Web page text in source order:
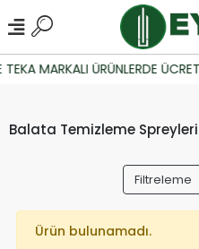
TEKA MARKALI ÜRÜNLERDE
Balata Temizleme Spreyleri
Filtreleme
Ürün bulunamadı.